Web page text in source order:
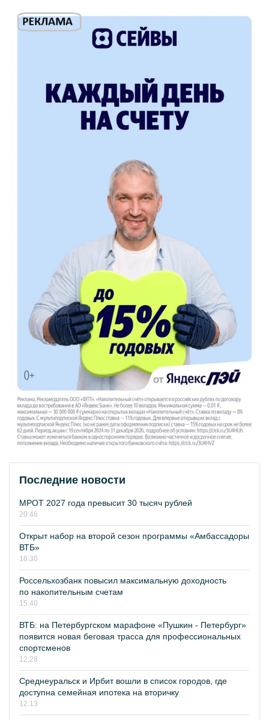
Последние новости
МРОТ 2027 года превысит 30 тысяч рублей
20:46
Открыт набор на второй сезон программы «Амбассадоры
ВТБ»
16:30
Россельхозбанк повысил максимальную доходность
по накопительным счетам
15:40
ВТБ: на Петербургском марафоне «Пушкин - Петербург»
появится новая беговая трасса для профессиональных
спортсменов
12:28
Среднеуральск и Ирбит вошли в список городов, где
доступна семейная ипотека на вторичку
12:13